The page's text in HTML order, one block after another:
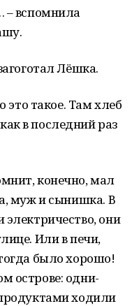
– вспомнила
Лёшка.
это такое. Там хлеб
в последний раз
конечно, мал
муж и сынишка. В
электричество, они
Или в печи,
было хорошо!
острове: одни-
ходили